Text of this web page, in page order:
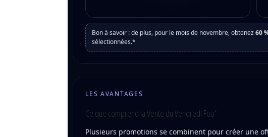
Bon à savoir : de plus, pour le mois de novembre, obtenez60
sélectionnées.*
LES AVANTAGES
Ce que comprend la Vente du Vendredi Fou*
Plusieurs promotions se combinent pour créer une